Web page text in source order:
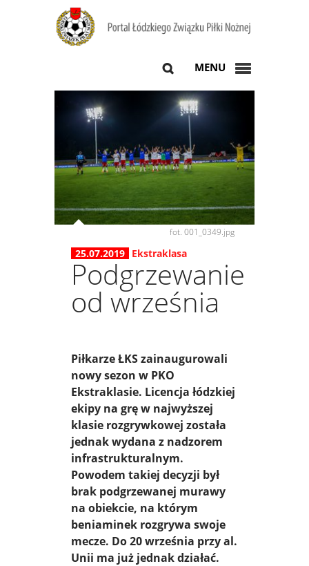
MENU
fot. 001_0349.jpg
25.07.2019 Ekstraklasa
Podgrzewanie
od września
Piłkarze ŁKS zainaugurowali
nowy sezon w PKO
Ekstraklasie. Licencja łódzkiej
ekipy na grę w najwyższej
klasie rozgrywkowej została
jednak wydana z nadzorem
infrastrukturalnym.
Powodem takiej decyzji był
brak podgrzewanej murawy
na obiekcie, na którym
beniaminek rozgrywa swoje
mecze. Do 20 września przy al.
Unii ma już jednak działać.